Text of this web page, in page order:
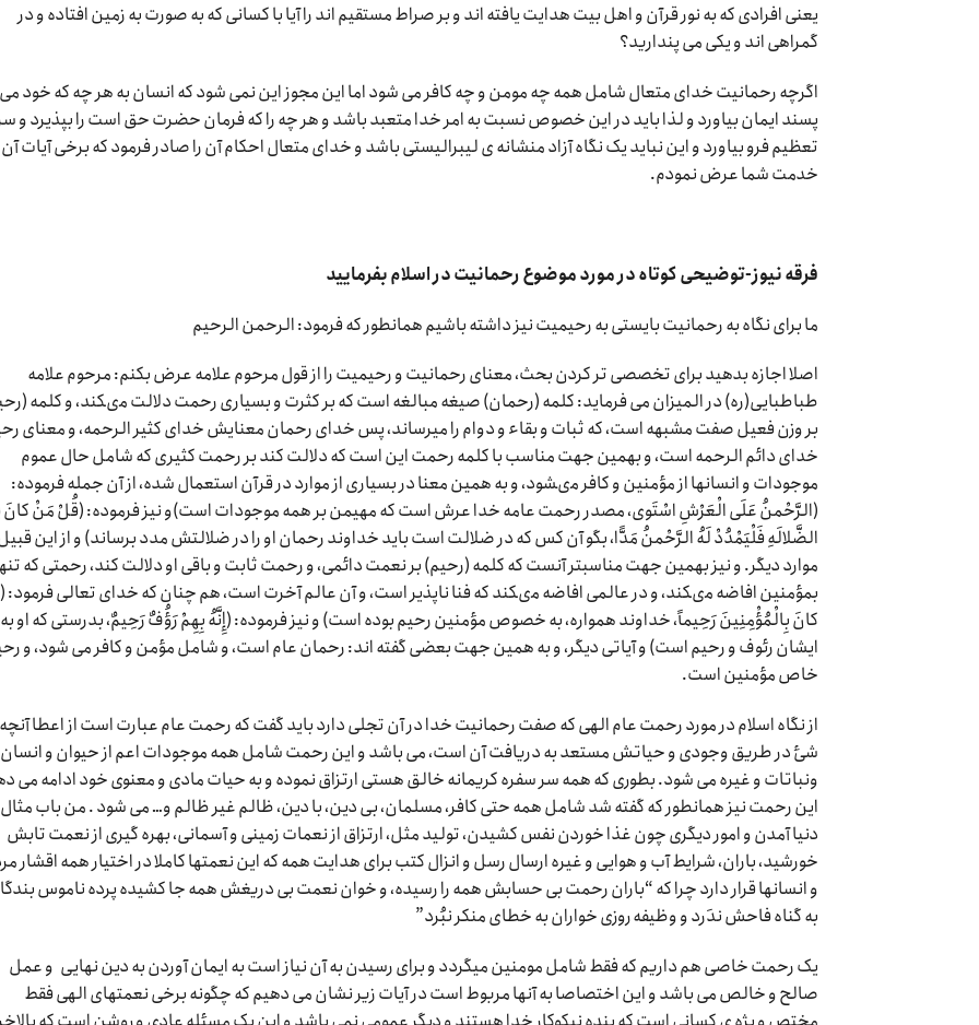
یعنی افرادی که به نور قرآن و اهل بیت هدایت یافته اند و بر صراط مستقیم اند را آیا با کسانی که به صورت به زمین افتاده و در
گمراهی اند و یکی می پندارید؟
اگرچه رحمانیت خدای متعال شامل همه چه مومن و چه کافر می شود اما این مجوز این نمی شود که انسان به هر چه که خود می
پسند ایمان بیاورد و لذا باید در این خصوص نسبت به امر خدا متعبد باشد و هر چه را که فرمان حضرت حق است را بپذیرد و
تعظیم فرو بیاورد و این نباید یک نگاه آزاد منشانه ی لیبرالیستی باشد و خدای متعال احکام آن را صادر فرمود که برخی آیات آن
خدمت شما عرض نمودم.
فرقه نیوز-توضیحی کوتاه در مورد موضوع رحمانیت در اسلام بفرمایید
ما برای نگاه به رحمانیت بایستی به رحیمیت نیز داشته باشیم همانطور که فرمود: الرحمن الرحیم
اصلا اجازه بدهید برای تخصصی تر کردن بحث، معنای رحمانیت و رحیمیت را از قول مرحوم علامه عرض بکنم: مرحوم علامه
طباطبایی(ره) در المیزان می فرماید: کلمه (رحمان) صیغه مبالغه است که بر کثرت و بسیارى رحمت دلالت مى‏کند، و کلمه
بر وزن فعیل صفت مشبهه است، که ثبات و بقاء و دوام را میرساند، پس خداى رحمان معنایش خداى کثیر الرحمه، و معناى
خداى دائم الرحمه است، و بهمین جهت مناسب با کلمه رحمت این است که دلالت کند بر رحمت کثیرى که شامل حال عموم
موجودات و انسانها از مؤمنین و کافر مى‏شود، و به همین معنا در بسیارى از موارد در قرآن استعمال شده، از آن جمله فرموده:
(الرَّحْمنُ عَلَى الْعَرْشِ اسْتَوى‏، مصدر رحمت عامه خدا عرش است که مهیمن بر همه موجودات است)و نیز فرموده: (قُلْ مَنْ
الضَّلالَهِ فَلْیَمْدُدْ لَهُ الرَّحْمنُ مَدًّا، بگو آن کس که در ضلالت است باید خداوند رحمان او را در ضلالتش مدد برساند) و از این
موارد دیگر. و نیز بهمین جهت مناسب‏تر آنست که کلمه (رحیم) بر نعمت دائمى، و رحمت ثابت و باقى او دلالت کند، رحمتى که
بمؤمنین افاضه مى‏کند، و در عالمى افاضه مى‏کند که فنا ناپذیر است، و آن عالم آخرت است، هم چنان که خداى تعالى فرمود:
کانَ بِالْمُؤْمِنِینَ رَحِیماً، خداوند همواره، به خصوص مؤمنین رحیم بوده است) و نیز فرموده: (إِنَّهُ بِهِمْ رَؤُفٌ رَحِیمٌ، بدرستى که او به
ایشان رئوف و رحیم است) و آیاتى دیگر، و به همین جهت بعضى گفته ‏اند: رحمان عام است، و شامل مؤمن و کافر مى‏ شود، و
خاص مؤمنین است.
از نگاه اسلام در مورد رحمت عام الهی که صفت رحمانیت خدا در آن تجلی دارد باید گفت که رحمت عام عبارت است از اعطا
شئ در طریق وجودی و حیاتش مستعد به دریافت آن است، می باشد و این رحمت شامل همه موجودات اعم از حیوان و انسان
ونباتات و غیره می شود. بطوری که همه سر سفره کریمانه خالق هستی ارتزاق نموده و به حیات مادی و معنوی خود ادامه می
این رحمت نیز همانطور که گفته شد شامل همه حتی کافر، مسلمان، بی دین، با دین، ظالم غیر ظالم و… می شود . من باب مثال
دنیا آمدن و امور دیگری چون غذا خوردن نفس کشیدن، تولید مثل، ارتزاق از نعمات زمینی و آسمانی، بهره گیری از نعمت تابش
خورشید، باران، شرایط آب و هوایی و غیره ارسال رسل و انزال کتب برای هدایت همه که این نعمتها کاملا در اختیار همه اقشار
و انسانها قرار دارد چرا که “باران رحمت بى‏ حسابش همه را رسیده، و خوان نعمت بى‏ دریغش همه جا کشیده پرده ناموس
به گناه فاحش ندَرد و وظیفه روزی خواران به خطای منکر نبُرد”
یک رحمت خاصی هم داریم که فقط شامل مومنین میگردد و برای رسیدن به آن نیاز است به ایمان آوردن به دین نهایی و عمل
صالح و خالص می باشد و این اختصاصا به آنها مربوط است در آیات زیر نشان می دهیم که چگونه برخی نعمتهای الهی فقط